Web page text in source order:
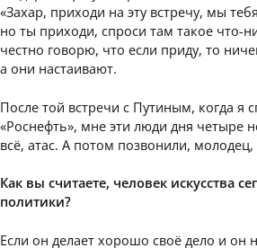
«Захар, приходи на эту встречу, мы
но ты приходи, спроси там такое что-
честно говорю, что если приду, то
а они настаивают.
После той встречи с Путиным, когда я
«Роснефть», мне эти люди дня четыре
всё, атас. А потом позвонили, молодец,
Как вы считаете, человек искусства
политики?
Если он делает хорошо своё дело и он